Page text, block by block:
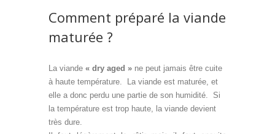
Comment préparé la viande
maturée ?
La viande « dry aged » ne peut jamais être cuite
à haute température. La viande est maturée, et
elle a donc perdu une partie de son humidité. Si
la température est trop haute, la viande devient
très dure.